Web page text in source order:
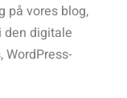
på vores blog,
i den digitale
WordPress-